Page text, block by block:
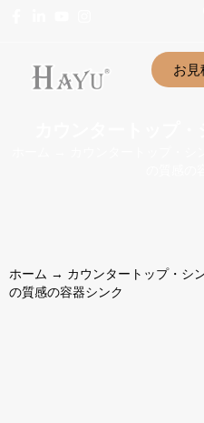
お見
ホーム → カウンタートップ・シ
の質感の容器シンク